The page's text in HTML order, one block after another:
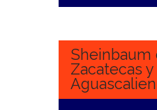
31
Sheinbaum
Zacatecas y